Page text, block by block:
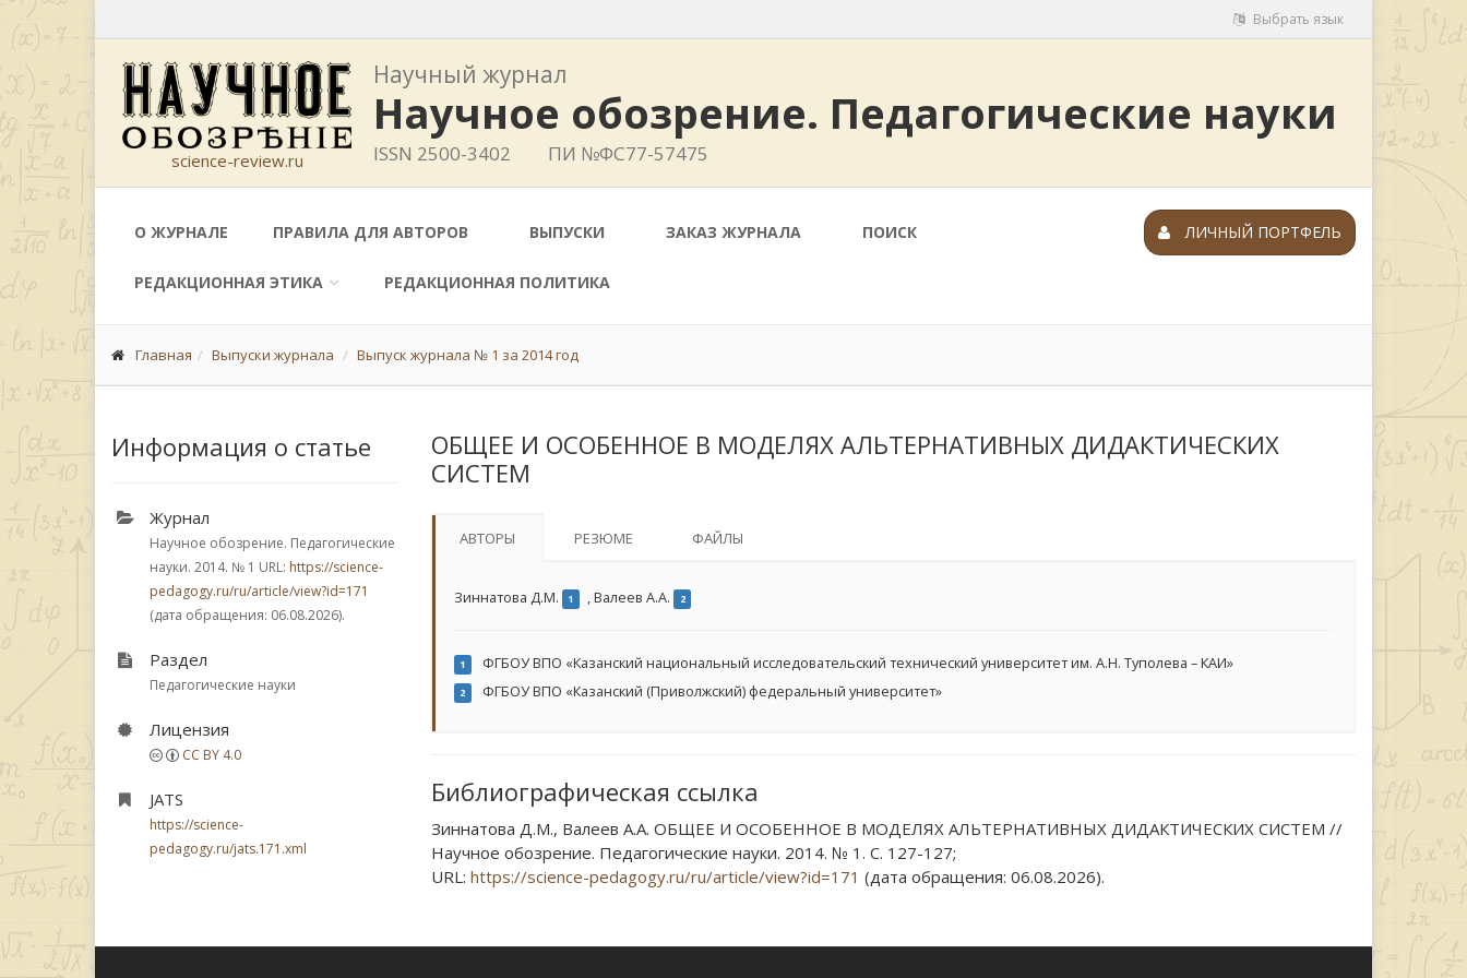
Выбрать язык
science-review.ru
Научный журнал
Научное обозрение. Педагогические науки
ISSN 2500-3402 ПИ №ФС77-57475
О ЖУРНАЛЕ ПРАВИЛА ДЛЯ АВТОРОВ ВЫПУСКИ ЗАКАЗ ЖУРНАЛА ПОИСК
РЕДАКЦИОННАЯ ЭТИКА РЕДАКЦИОННАЯ ПОЛИТИКА
ЛИЧНЫЙ ПОРТФЕЛЬ
Главная Выпуски журнала Выпуск журнала № 1 за 2014 год
Информация о статье
Журнал
Научное обозрение. Педагогические
науки. 2014. № 1 URL: https://science-
pedagogy.ru/ru/article/view?id=171
(дата обращения: 06.08.2026).
Раздел
Педагогические науки
Лицензия
CC BY 4.0
JATS
https://science-
pedagogy.ru/jats.171.xml
ОБЩЕЕ И ОСОБЕННОЕ В МОДЕЛЯХ АЛЬТЕРНАТИВНЫХ ДИДАКТИЧЕСКИХ
СИСТЕМ
АВТОРЫ РЕЗЮМЕ ФАЙЛЫ
Зиннатова Д.М. 1 ,Валеев А.А. 2
1 ФГБОУ ВПО «Казанский национальный исследовательский технический университет им. А.Н. Туполева – КАИ»
2 ФГБОУ ВПО «Казанский (Приволжский) федеральный университет»
Библиографическая ссылка
Зиннатова Д.М., Валеев А.А. ОБЩЕЕ И ОСОБЕННОЕ В МОДЕЛЯХ АЛЬТЕРНАТИВНЫХ ДИДАКТИЧЕСКИХ СИСТЕМ //
Научное обозрение. Педагогические науки. 2014. № 1. С. 127-127;
URL: https://science-pedagogy.ru/ru/article/view?id=171 (дата обращения: 06.08.2026).